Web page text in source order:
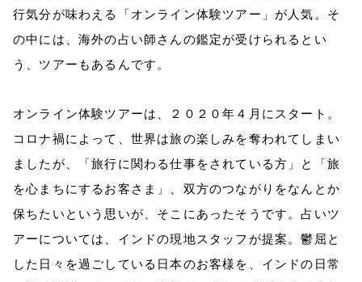
行気分が味わえる「オンライン体験ツアー」が人気。そ
の中には、海外の占い師さんの鑑定が受けられるとい
う、ツアーもあるんです。
オンライン体験ツアーは、２０２０年４月にスタート。
コロナ禍によって、世界は旅の楽しみを奪われてしまい
ましたが、「旅行に関わる仕事をされている方」と「旅
を心まちにするお客さま」、双方のつながりをなんとか
保ちたいという思いが、そこにあったそうです。占いツ
アーについては、インドの現地スタッフが提案。鬱屈と
した日々を過ごしている日本のお客様を、インドの日常